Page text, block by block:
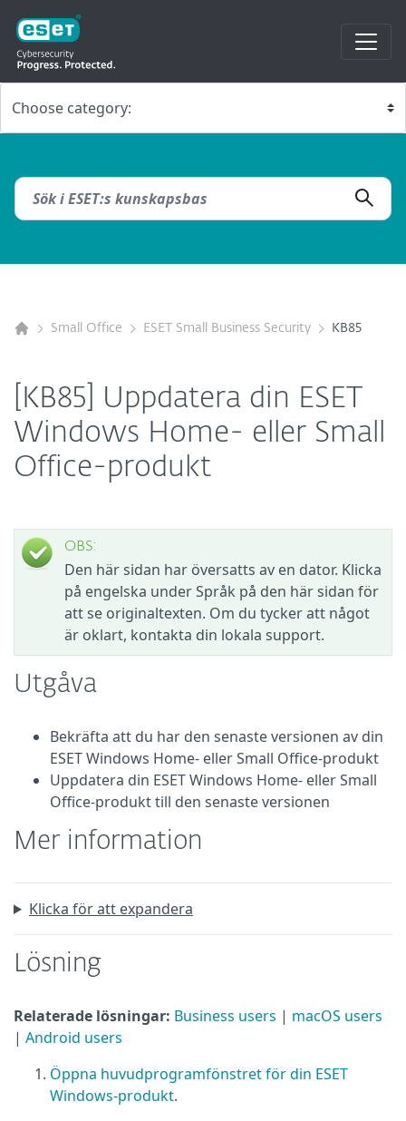
Small Office ESET Small Business Security KB85
[KB85] Uppdatera din ESET
Windows Home- eller Small
Office-produkt
OBS:
Den här sidan har översatts av en dator. Klicka
på engelska under Språk på den här sidan för
att se originaltexten. Om du tycker att något
är oklart, kontakta din lokala support.
Utgåva
Bekräfta att du har den senaste versionen av din
ESET Windows Home- eller Small Office-produkt
Uppdatera din ESET Windows Home- eller Small
Office-produkt till den senaste versionen
Mer information
Klicka för att expandera
Lösning
Relaterade lösningar: Business users | macOS users
| Android users
Öppna huvudprogramfönstret för din ESET
Windows-produkt.